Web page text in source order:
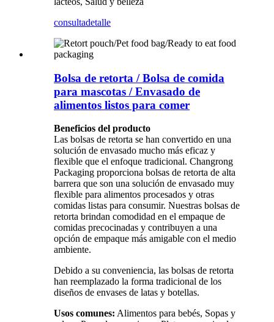
consultadetalle
Bolsa de retorta / Bolsa de comida
para mascotas / Envasado de
alimentos listos para comer
Beneficios del producto
Las bolsas de retorta se han convertido en una
solución de envasado mucho más eficaz y
flexible que el enfoque tradicional. Changrong
Packaging proporciona bolsas de retorta de alta
barrera que son una solución de envasado muy
flexible para alimentos procesados ​​y otras
comidas listas para consumir. Nuestras bolsas de
retorta brindan comodidad en el empaque de
comidas precocinadas y contribuyen a una
opción de empaque más amigable con el medio
ambiente.
Debido a su conveniencia, las bolsas de retorta
han reemplazado la forma tradicional de los
diseños de envases de latas y botellas.
Usos comunes: Alimentos para bebés, Sopas y